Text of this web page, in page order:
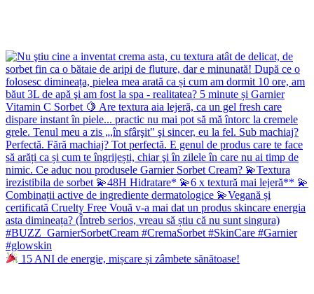
15 ANI de energie, mișcare și zâmbete sănătoase!